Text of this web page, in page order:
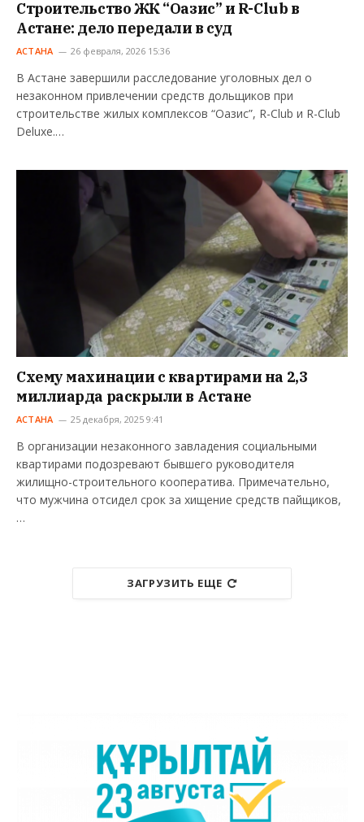
Строительство ЖК “Оазис” и R-Club в
Астане: дело передали в суд
АСТАНА 26 февраля, 2026 15:36
В Астане завершили расследование уголовных дел о
незаконном привлечении средств дольщиков при
строительстве жилых комплексов “Оазис”, R-Club и R-Club
Deluxe.…
Схему махинации с квартирами на 2,3
миллиарда раскрыли в Астане
АСТАНА 25 декабря, 2025 9:41
В организации незаконного завладения социальными
квартирами подозревают бывшего руководителя
жилищно-строительного кооператива. Примечательно,
что мужчина отсидел срок за хищение средств пайщиков,
…
ЗАГРУЗИТЬ ЕЩЕ